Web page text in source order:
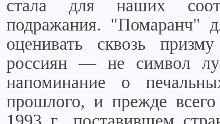
стала для наших
подражания. "Помаранч"
оценивать сквозь
россиян — не символ
напоминание о
прошлого, и прежде